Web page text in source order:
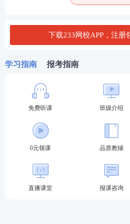
2023法考至尊班新考季火热招
分、4轮复习体系主客一体，班
点击购买，取证
第一轮复习：【 全科基
念，训练法律逻辑，形
第二轮复习：【
刷题强
强化巩固考点，归纳总
下载233网校APP，注册
学习指南 报考指南
免费听课 班级介绍
0元领课 品质教辅
直播课堂 报课咨询